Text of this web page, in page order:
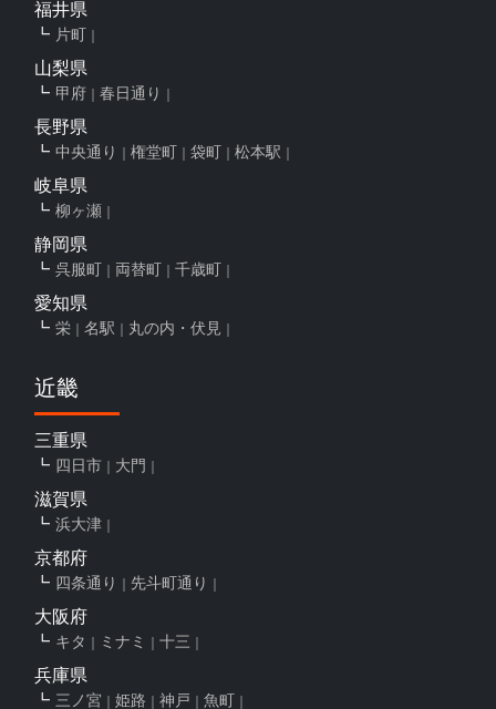
福井県
片町
山梨県
甲府 春日通り
長野県
中央通り 権堂町 袋町 松本駅
岐阜県
柳ヶ瀬
静岡県
呉服町 両替町 千歳町
愛知県
栄 名駅 丸の内・伏見
近畿
三重県
四日市 大門
滋賀県
浜大津
京都府
四条通り 先斗町通り
大阪府
キタ ミナミ 十三
兵庫県
三ノ宮 姫路 神戸 魚町